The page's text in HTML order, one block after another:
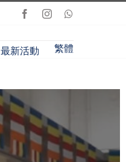
FacebookInstagram
最新活動 繁體